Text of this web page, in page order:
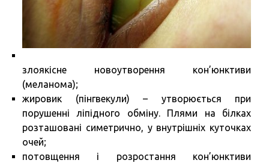
злоякісне новоутворення кон’юнктиви
(меланома);
жировик (пінгвекули) – утворюється при
порушенні ліпідного обміну. Плями на білках
розташовані симетрично, у внутрішніх куточках
очей;
потовщення і розростання кон’юнктиви